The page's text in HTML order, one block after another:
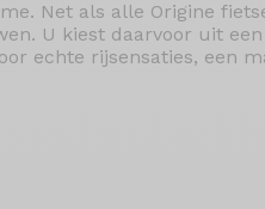
Net als alle Origine
U kiest daarvoor uit
echte rijsensaties, een